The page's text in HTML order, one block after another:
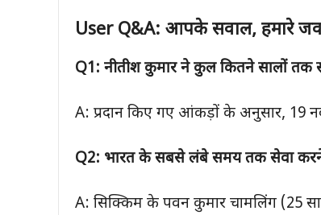
User Q&A: आपके सवाल, हमारे
Q1: नीतीश कुमार ने कुल कितने सालों तक
A: प्रदान किए गए आंकड़ों के अनुसार, 19
Q2: भारत के सबसे लंबे समय तक सेवा करने
A: सिक्किम के पवन कुमार चामलिंग (25